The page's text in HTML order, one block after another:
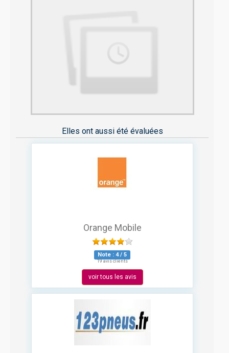
Elles ont aussi été évaluées
Orange Mobile
Note : 4/ 5
19 avis clients
voir tous les avis